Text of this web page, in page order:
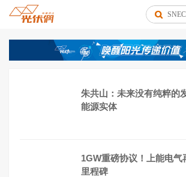
朱共山：未来没有纯粹的
能源实体
1GW重磅协议！上能电气
里程碑